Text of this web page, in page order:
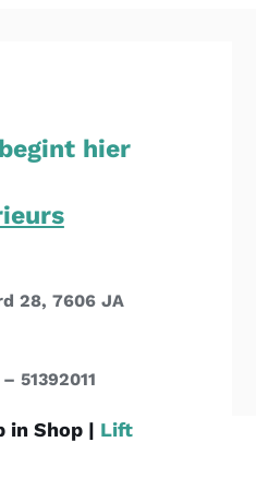
hier
28, 7606 JA
51392011
in Shop | Lift